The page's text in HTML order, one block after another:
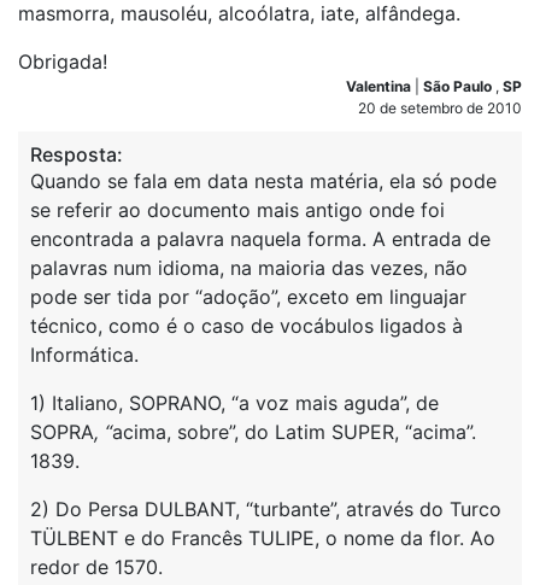
masmorra, mausoléu, alcoólatra, iate, alfândega.
Obrigada!
Valentina São Paulo , SP
20 de setembro de 2010
Resposta:
Quando se fala em data nesta matéria, ela só pode
se referir ao documento mais antigo onde foi
encontrada a palavra naquela forma. A entrada de
palavras num idioma, na maioria das vezes, não
pode ser tida por “adoção”, exceto em linguajar
técnico, como é o caso de vocábulos ligados à
Informática.
1) Italiano, SOPRANO, “a voz mais aguda”, de
SOPRA, “acima, sobre”, do Latim SUPER, “acima”.
1839.
2) Do Persa DULBANT, “turbante”, através do Turco
TÜLBENT e do Francês TULIPE, o nome da flor. Ao
redor de 1570.